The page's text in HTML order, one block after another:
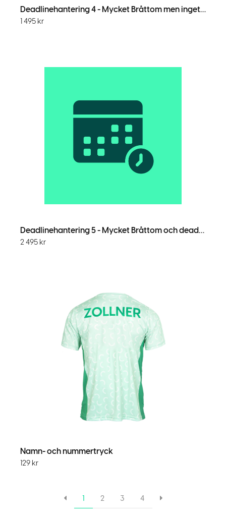
Deadlinehantering 4 - Mycket Bråttom men inget deadlinedatum
1 495 kr
Deadlinehantering 5 - Mycket Bråttom och deadlinedatum
2 495 kr
Namn- och nummertryck
129 kr
1 2 3 4